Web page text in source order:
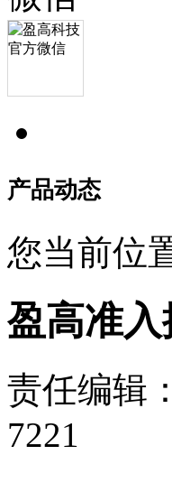
产品动态
您当前位
盈高准
责任编辑
7221